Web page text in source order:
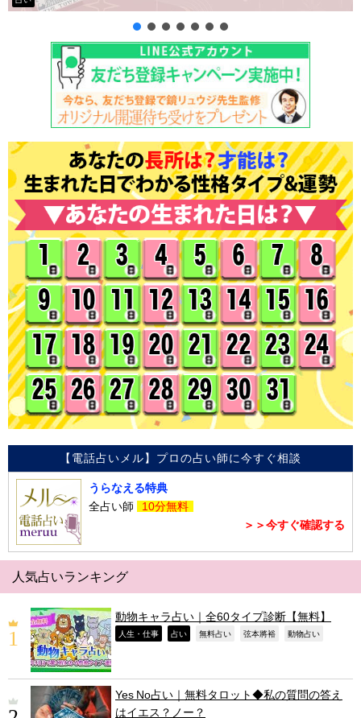
【電話占いメル】プロの占い師に今すぐ相談
うらなえる特典
全占い師
10分無料
＞＞今すぐ確認する
人気占いランキング
動物キャラ占い｜全60タイプ診断【無料】
人生・仕事 占い 無料占い 弦本將裕 動物占い
Yes No占い｜無料タロット◆私の質問の答え
はイエス？ノー？